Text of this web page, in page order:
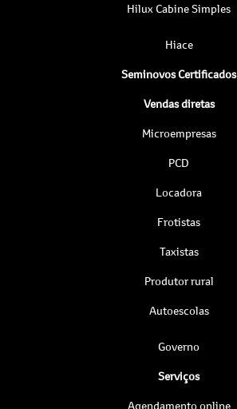
Hilux Cabine Simples
Hiace
Seminovos Certificados
Vendas diretas
Microempresas
PCD
Locadora
Frotistas
Taxistas
Produtor rural
Autoescolas
Governo
Serviços
Agendamento online